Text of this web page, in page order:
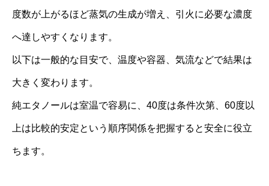
度数が上がるほど蒸気の生成が増え、引火に必要な濃度
へ達しやすくなります。
以下は一般的な目安で、温度や容器、気流などで結果は
大きく変わります。
純エタノールは室温で容易に、40度は条件次第、60度以
上は比較的安定という順序関係を把握すると安全に役立
ちます。